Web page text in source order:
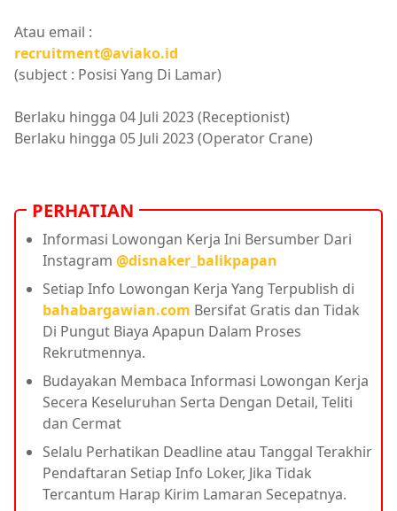
Atau email :
recruitment@aviako.id
(subject : Posisi Yang Di Lamar)
Berlaku hingga 04 Juli 2023 (Receptionist)
Berlaku hingga 05 Juli 2023 (Operator Crane)
PERHATIAN
Informasi Lowongan Kerja Ini Bersumber Dari
Instagram @disnaker_balikpapan
Setiap Info Lowongan Kerja Yang Terpublish di
bahabargawian.com Bersifat Gratis dan Tidak
Di Pungut Biaya Apapun Dalam Proses
Rekrutmennya.
Budayakan Membaca Informasi Lowongan Kerja
Secera Keseluruhan Serta Dengan Detail, Teliti
dan Cermat
Selalu Perhatikan Deadline atau Tanggal Terakhir
Pendaftaran Setiap Info Loker, Jika Tidak
Tercantum Harap Kirim Lamaran Secepatnya.